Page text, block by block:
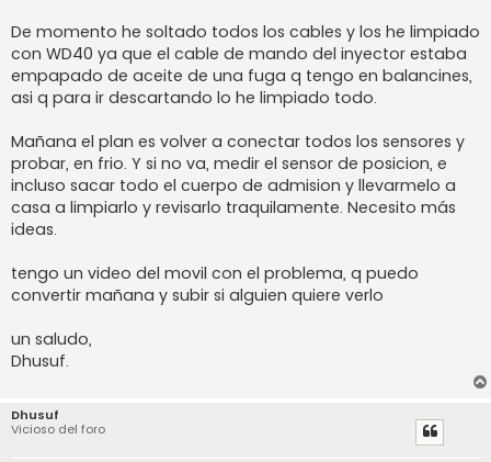
De momento he soltado todos los cables y los he limpiado
con WD40 ya que el cable de mando del inyector estaba
empapado de aceite de una fuga q tengo en balancines,
asi q para ir descartando lo he limpiado todo.
Mañana el plan es volver a conectar todos los sensores y
probar, en frio. Y si no va, medir el sensor de posicion, e
incluso sacar todo el cuerpo de admision y llevarmelo a
casa a limpiarlo y revisarlo traquilamente. Necesito más
ideas.
tengo un video del movil con el problema, q puedo
convertir mañana y subir si alguien quiere verlo
un saludo,
Dhusuf.
Dhusuf
Vicioso del foro